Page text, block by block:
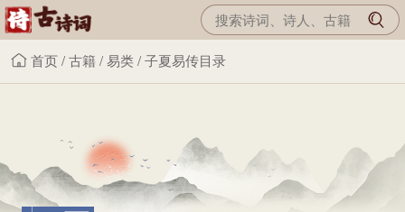
首页/古籍 /易类/子夏易传目录